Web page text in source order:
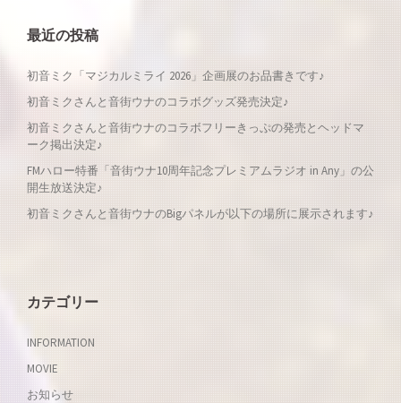
ビ
ゲ
ー
シ
ョ
最近の投稿
初音ミク「マジカルミライ 2026」企画展のお品書きです♪
初音ミクさんと音街ウナのコラボグッズ発売決定♪
初音ミクさんと音街ウナのコラボフリーきっぷの発売とヘッドマ
ーク掲出決定♪
FMハロー特番「音街ウナ10周年記念プレミアムラジオ in Any」の公
開生放送決定♪
初音ミクさんと音街ウナのBigパネルが以下の場所に展示されます♪
カテゴリー
INFORMATION
MOVIE
お知らせ